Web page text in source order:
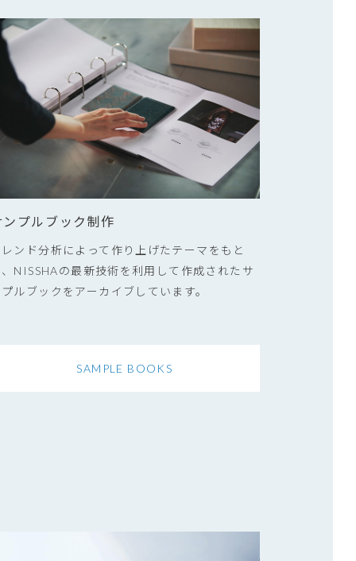
プルブック制作
ンド分析によって作り上げたテーマをもと
NISSHAの最新技術を利用して作成されたサ
ルブックをアーカイブしています。
SAMPLE BOOKS